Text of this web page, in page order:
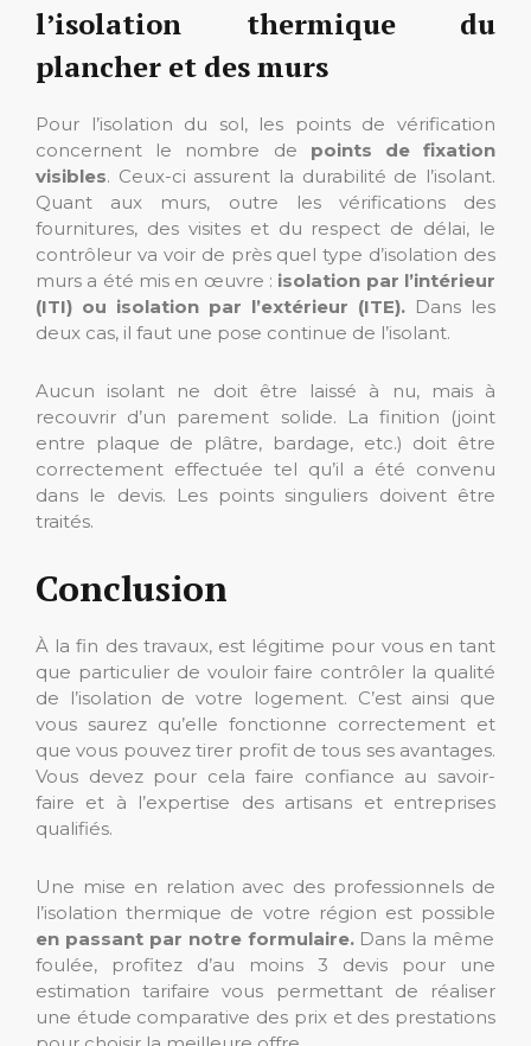
l’isolation thermique du
plancher et des murs
Pour l’isolation du sol, les points de vérification
concernent le nombre de points de fixation
visibles. Ceux-ci assurent la durabilité de l’isolant.
Quant aux murs, outre les vérifications des
fournitures, des visites et du respect de délai, le
contrôleur va voir de près quel type d’isolation des
murs a été mis en œuvre : isolation par l’intérieur
(ITI) ou isolation par l’extérieur (ITE). Dans les
deux cas, il faut une pose continue de l’isolant.
Aucun isolant ne doit être laissé à nu, mais à
recouvrir d’un parement solide. La finition (joint
entre plaque de plâtre, bardage, etc.) doit être
correctement effectuée tel qu’il a été convenu
dans le devis. Les points singuliers doivent être
traités.
Conclusion
À la fin des travaux, est légitime pour vous en tant
que particulier de vouloir faire contrôler la qualité
de l’isolation de votre logement. C’est ainsi que
vous saurez qu’elle fonctionne correctement et
que vous pouvez tirer profit de tous ses avantages.
Vous devez pour cela faire confiance au savoir-
faire et à l’expertise des artisans et entreprises
qualifiés.
Une mise en relation avec des professionnels de
l’isolation thermique de votre région est possible
en passant par notre formulaire.Dans la même
foulée, profitez d’au moins 3 devis pour une
estimation tarifaire vous permettant de réaliser
une étude comparative des prix et des prestations